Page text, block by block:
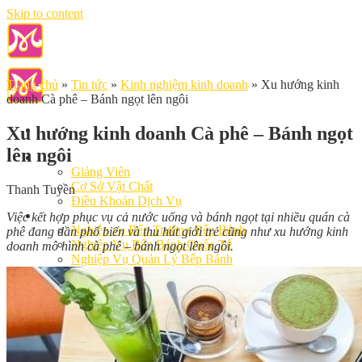
Skip to content
Giới Thiệu
Giảng Viên
Cơ Sở Vật Chất
Điều Khoản Dịch Vụ
Học Làm Bánh
Nghiệp vụ Bếp Trưởng Bếp Bánh
Nghiệp Vụ Bếp Bánh Quốc Tế
Nghiệp Vụ Quản Lý Bếp Bánh
Khóa Học Bánh Mì Nâng Cao
Nghiệp Vụ Bánh Kem
Khóa Học Làm Bánh Việt
Khóa Học Làm Bánh Nhật
Khóa Học Bánh Đài Loan
Học Làm Bánh Ngắn Hạn
Trang chủ » Tin tức » Kinh nghiệm kinh doanh » Xu hướng kinh
doanh Cà phê – Bánh ngọt lên ngôi
Xu hướng kinh doanh Cà phê – Bánh ngọt
lên ngôi
Thanh Tuyền
Việc kết hợp phục vụ cả nước uống và bánh ngọt tại nhiều quán cà
phê đang dần phổ biến và thu hút giới trẻ cũng như xu hướng kinh
doanh mô hình cà phê – bánh ngọt lên ngôi.